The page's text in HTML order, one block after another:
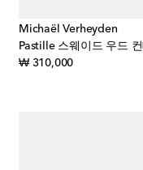
Michaël Verheyden
Pastille 스웨이드 우드
₩ 310,000original price